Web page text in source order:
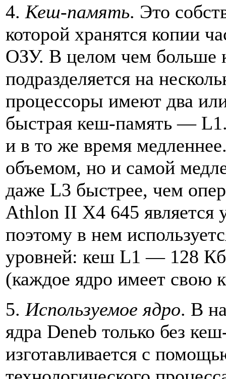
4. Кеш-память. Это
которой хранятся копии
ОЗУ. В целом чем больше
подразделяется на
процессоры имеют два
быстрая кеш-память —
и в то же время
объемом, но и самой
даже L3 быстрее, чем
Athlon II X4 645 является
поэтому в нем
уровней: кеш L1 — 128
(каждое ядро имеет свою
5. Используемое ядро. В
ядра Deneb только без
изготавливается с